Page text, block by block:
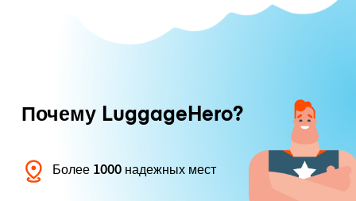
Почему LuggageHero?
Более 1000 надежных мест